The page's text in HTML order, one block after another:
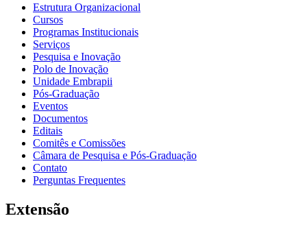
Estrutura Organizacional
Cursos
Programas Institucionais
Serviços
Pesquisa e Inovação
Polo de Inovação
Unidade Embrapii
Pós-Graduação
Eventos
Documentos
Editais
Comitês e Comissões
Câmara de Pesquisa e Pós-Graduação
Contato
Perguntas Frequentes
Extensão